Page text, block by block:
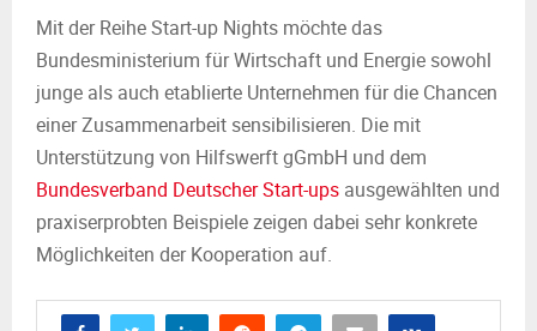
Mit der Reihe Start-up Nights möchte das
Bundesministerium für Wirtschaft und Energie sowohl
junge als auch etablierte Unternehmen für die Chancen
einer Zusammenarbeit sensibilisieren. Die mit
Unterstützung von Hilfswerft gGmbH und dem
Bundesverband Deutscher Start-ups ausgewählten und
praxiserprobten Beispiele zeigen dabei sehr konkrete
Möglichkeiten der Kooperation auf.